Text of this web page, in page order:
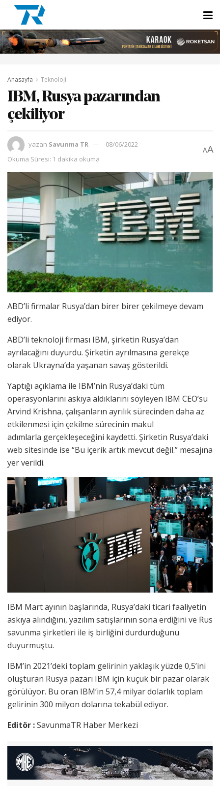
Anasayfa Teknoloji
IBM, Rusya pazarından
çekiliyor
yazan Savunma TR
08/06/2022
Okuma Süresi: 1 dakika okuma
AA
ABD’li firmalar Rusya’dan birer birer çekilmeye devam
ediyor.
ABD’li teknoloji firması IBM, şirketin Rusya’dan
ayrılacağını duyurdu. Şirketin ayrılmasına gerekçe
olarak Ukrayna’da yaşanan savaş gösterildi.
Yaptığı açıklama ile IBM’nin Rusya’daki tüm
operasyonlarını askıya aldıklarını söyleyen IBM CEO’su
Arvind Krishna, çalışanların ayrılık sürecinden daha az
etkilenmesi için çekilme sürecinin makul
adımlarla gerçekleşeceğini kaydetti. Şirketin Rusya’daki
web sitesinde ise “Bu içerik artık mevcut değil.” mesajına
yer verildi.
IBM Mart ayının başlarında, Rusya’daki ticari faaliyetin
askıya alındığını, yazılım satışlarının sona erdiğini ve Rus
savunma şirketleri ile iş birliğini durdurduğunu
duyurmuştu.
IBM’in 2021’deki toplam gelirinin yaklaşık yüzde 0,5’ini
oluşturan Rusya pazarı IBM için küçük bir pazar olarak
görülüyor. Bu oran IBM’in 57,4 milyar dolarlık toplam
gelirinin 300 milyon dolarına tekabül ediyor.
Editör :SavunmaTR Haber Merkezi